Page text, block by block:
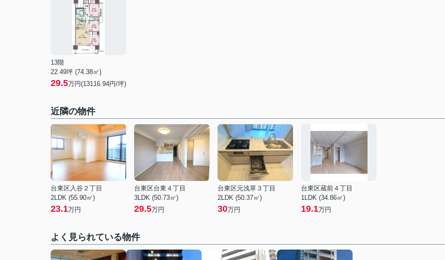
13階
22.49坪 (74.38㎡)
29.5万円(13116.94円/坪)
近隣の物件
台東区入谷２丁目
2LDK (55.90㎡)
23.1万円
台東区台東４丁目
3LDK (50.73㎡)
29.5万円
台東区元浅草３丁目
2LDK (50.37㎡)
30万円
台東区蔵前４丁目
1LDK (34.86㎡)
19.1万円
よく見られている物件